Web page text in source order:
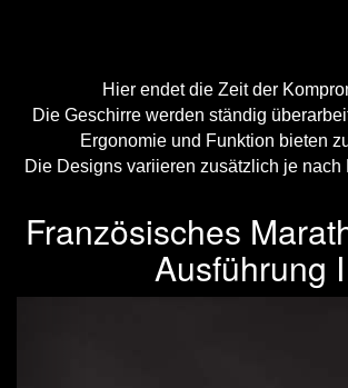
Hier endet die Zeit der
Die Geschirre werden ständig
Ergonomie und Funktion bieten
Die Designs variieren zusätzlich je nach
Französisches
Ausführung I